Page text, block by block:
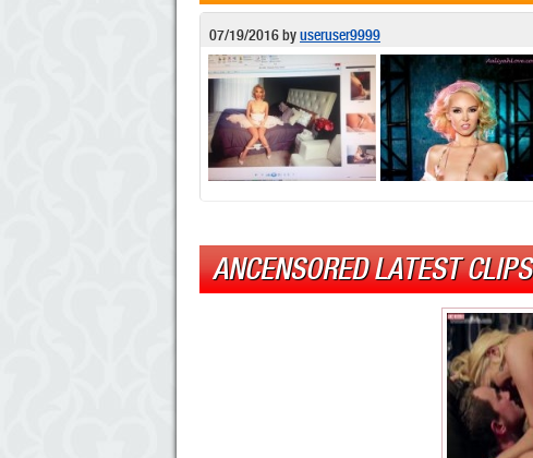
07/19/2016byuseruser9999
ANCENSORED LATEST CLIPS